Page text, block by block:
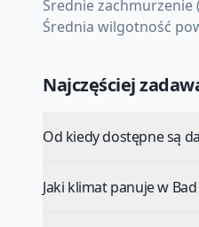
Średnie zachmurzenie
Średnia wilgotność
Najczęściej
Od kiedy dostępne są
Jaki klimat panuje w